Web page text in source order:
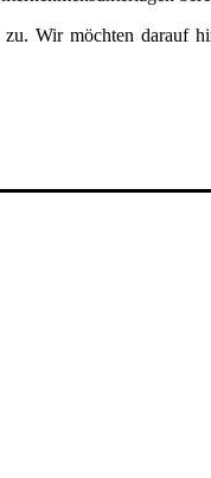
Wir möchten darauf